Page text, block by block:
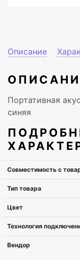
Описание
Портативная
синяя